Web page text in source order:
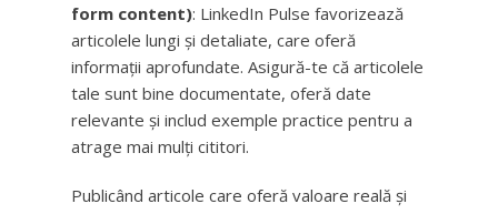
form content): LinkedIn Pulse favorizează
articolele lungi și detaliate, care oferă
informații aprofundate. Asigură-te că articolele
tale sunt bine documentate, oferă date
relevante și includ exemple practice pentru a
atrage mai mulți cititori.
Publicând articole care oferă valoare reală și